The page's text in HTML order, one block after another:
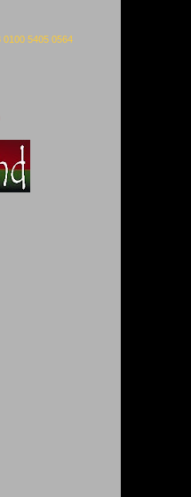
0100 5405 0564